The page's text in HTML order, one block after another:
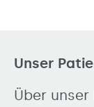
Unser
Über